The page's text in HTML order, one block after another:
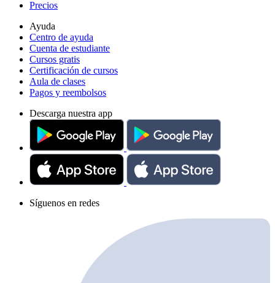
Precios
Ayuda
Centro de ayuda
Cuenta de estudiante
Cursos gratis
Certificación de cursos
Aula de clases
Pagos y reembolsos
Descarga nuestra app
Síguenos en redes